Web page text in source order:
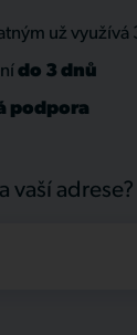
už využívá
do 3 dnů
podpora
vaší adrese?